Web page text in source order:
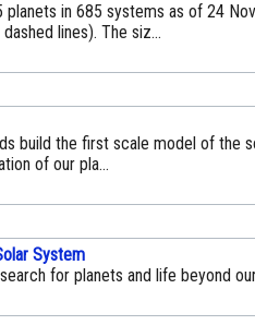
in 685 systems as of 24
lines). The siz...
build the first scale model of the
of our pla...
System
for planets and life beyond